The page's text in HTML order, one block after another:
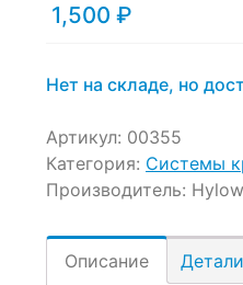
1,500 ₽
Нет на складе, но
Артикул: 00355
Категория: Системы
Производитель: Hylow
Описание Детали